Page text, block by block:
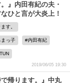
』内田有紀の夫・
ひと言が大炎上！
す。
まっ子 内田有紀
2019/06/05 19:30
帰ります。』中丸